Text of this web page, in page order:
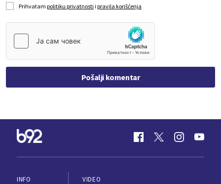
Prihvatam politiku privatnosti i pravila korišćenja
Pošalji komentar
INFO
VIDEO